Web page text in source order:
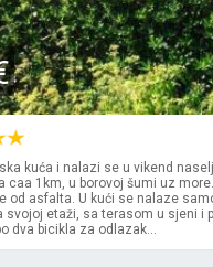
kuća i nalazi se u vikend
caa 1km, u borovoj šumi uz
od asfalta. U kući se nalaze
svojoj etaži, sa terasom u sjeni i
dva bicikla za odlazak...